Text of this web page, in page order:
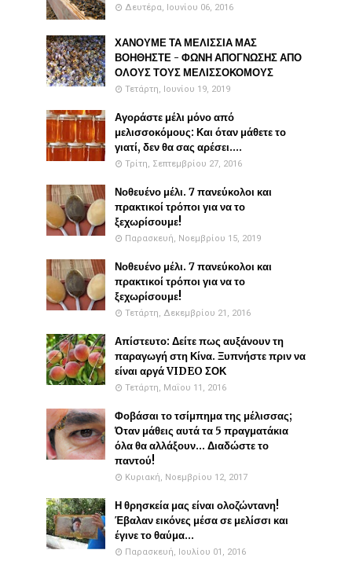
Δευτέρα, Ιουνίου 06, 2016
ΧΑΝΟΥΜΕ ΤΑ ΜΕΛΙΣΣΙΑ ΜΑΣ
ΒΟΗΘΗΣΤΕ - ΦΩΝΗ ΑΠΟΓΝΩΣΗΣ ΑΠΟ
ΟΛΟΥΣ ΤΟΥΣ ΜΕΛΙΣΣΟΚΟΜΟΥΣ
Τετάρτη, Ιουνίου 19, 2019
Αγοράστε μέλι μόνο από
μελισσοκόμους: Και όταν μάθετε το
γιατί, δεν θα σας αρέσει....
Τρίτη, Σεπτεμβρίου 27, 2016
Νοθευένο μέλι. 7 πανεύκολοι και
πρακτικοί τρόποι για να το
ξεχωρίσουμε!
Παρασκευή, Νοεμβρίου 15, 2019
Νοθευένο μέλι. 7 πανεύκολοι και
πρακτικοί τρόποι για να το
ξεχωρίσουμε!
Τετάρτη, Δεκεμβρίου 21, 2016
Απίστευτο: Δείτε πως αυξάνουν τη
παραγωγή στη Κίνα. Ξυπνήστε πριν να
είναι αργά VIDEO ΣΟΚ
Τετάρτη, Μαΐου 11, 2016
Φοβάσαι το τσίμπημα της μέλισσας;
Όταν μάθεις αυτά τα 5 πραγματάκια
όλα θα αλλάξουν... Διαδώστε το
παντού!
Κυριακή, Νοεμβρίου 12, 2017
Η θρησκεία μας είναι ολοζώντανη!
Έβαλαν εικόνες μέσα σε μελίσσι και
έγινε το θαύμα...
Παρασκευή, Ιουλίου 01, 2016